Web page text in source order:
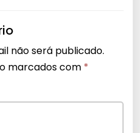
não será publicado.
marcados com *